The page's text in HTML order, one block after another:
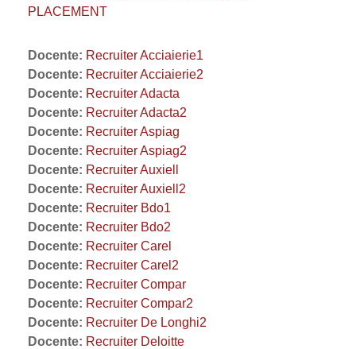
PLACEMENT
Docente: Recruiter Acciaierie1
Docente: Recruiter Acciaierie2
Docente: Recruiter Adacta
Docente: Recruiter Adacta2
Docente: Recruiter Aspiag
Docente: Recruiter Aspiag2
Docente: Recruiter Auxiell
Docente: Recruiter Auxiell2
Docente: Recruiter Bdo1
Docente: Recruiter Bdo2
Docente: Recruiter Carel
Docente: Recruiter Carel2
Docente: Recruiter Compar
Docente: Recruiter Compar2
Docente: Recruiter De Longhi2
Docente: Recruiter Deloitte